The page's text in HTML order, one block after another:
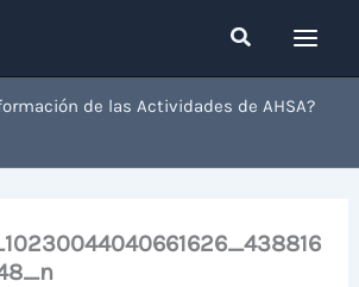
Buscar
de las Actividades de AHSA?